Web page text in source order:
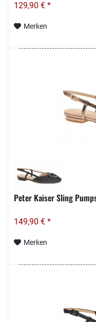
129,90 € *
Merken
Peter Kaiser Sling
149,90 € *
Merken